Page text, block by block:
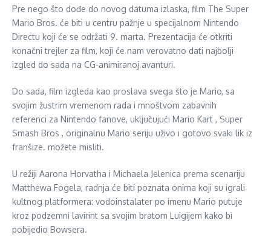
Pre nego što dođe do novog datuma izlaska, film The Super
Mario Bros. će biti u centru pažnje u specijalnom Nintendo
Directu koji će se održati 9. marta. Prezentacija će otkriti
konačni trejler za film, koji će nam verovatno dati najbolji
izgled do sada na CG-animiranoj avanturi.
Do sada, film izgleda kao proslava svega što je Mario, sa
svojim žustrim vremenom rada i mnoštvom zabavnih
referenci za Nintendo fanove, uključujući Mario Kart , Super
Smash Bros , originalnu Mario seriju uživo i gotovo svaki lik iz
franšize. možete misliti.
U režiji Aarona Horvatha i Michaela Jelenica prema scenariju
Matthewa Fogela, radnja će biti poznata onima koji su igrali
kultnog platformera: vodoinstalater po imenu Mario putuje
kroz podzemni lavirint sa svojim bratom Luigijem kako bi
pobijedio Bowsera.